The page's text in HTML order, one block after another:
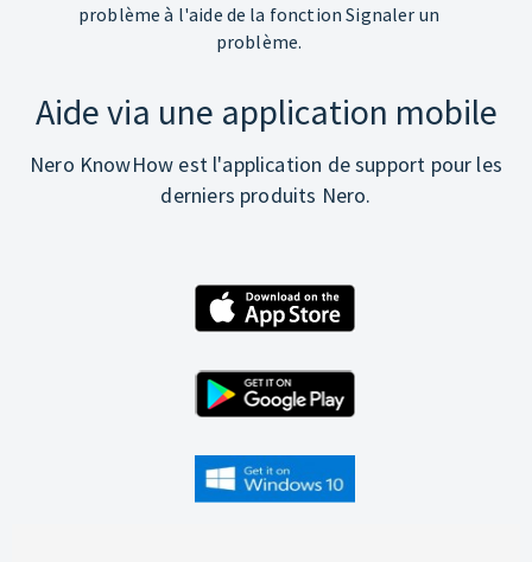
problème à l'aide de la fonction Signaler un
problème.
Aide via une application mobile
Nero KnowHow est l'application de support pour les
derniers produits Nero.